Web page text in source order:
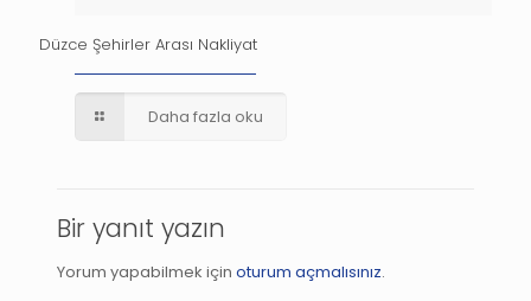
Düzce Şehirler Arası Nakliyat
Daha fazla oku
Bir yanıt yazın
Yorum yapabilmek için oturum açmalısınız.